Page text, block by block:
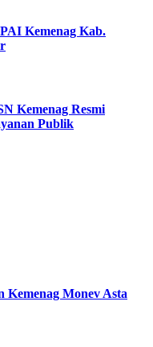
Kemenag Kab.
Kemenag Resmi
Publik
Monev Asta